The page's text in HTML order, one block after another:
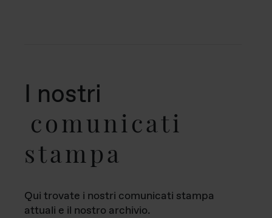
I nostri
comunicati
stampa
Qui trovate i nostri comunicati stampa
attuali e il nostro archivio.